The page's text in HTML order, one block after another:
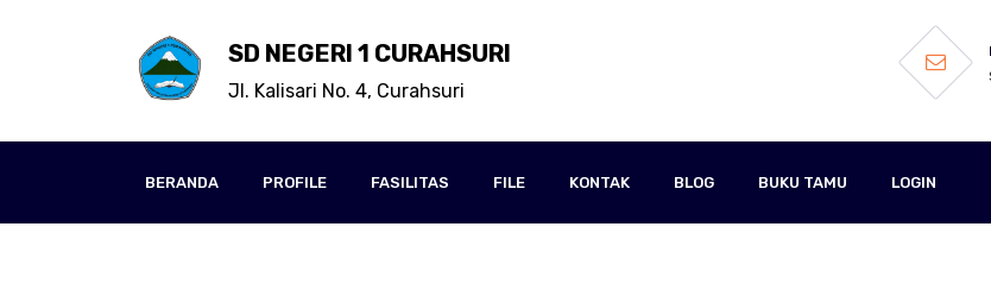
SD NEGERI 1 CURAHSURI
Jl. Kalisari No. 4, Curahsuri
BERANDA PROFILE FASILITAS FILE KONTAK BLOG BUKU TAMU LOGIN